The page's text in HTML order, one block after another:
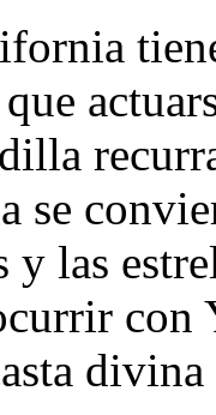
se
y las
con